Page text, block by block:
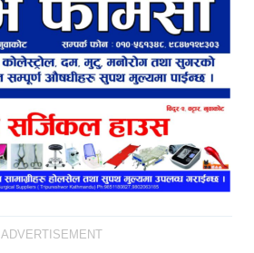
ADVERTISEMENT